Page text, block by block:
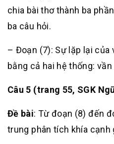
chia bài thơ thành ba
ba câu hỏi.
– Đoạn (7): Sự lặp lại của
bằng cả hai hệ thống:
Câu 5 (trang 55, SGK
Đề bài: Từ đoạn (8) đến
trung phân tích khía cạnh